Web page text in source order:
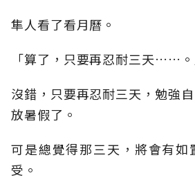
隼人看了看月曆。
「算了，只要再忍耐三天……。
沒錯，只要再忍耐三天，勉強
放暑假了。
可是總覺得那三天，將會有如
受。